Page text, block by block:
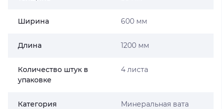
Ширина 600 мм
Длина 1200 мм
Количество штук в
упаковке
4 листа
Категория Минеральная вата